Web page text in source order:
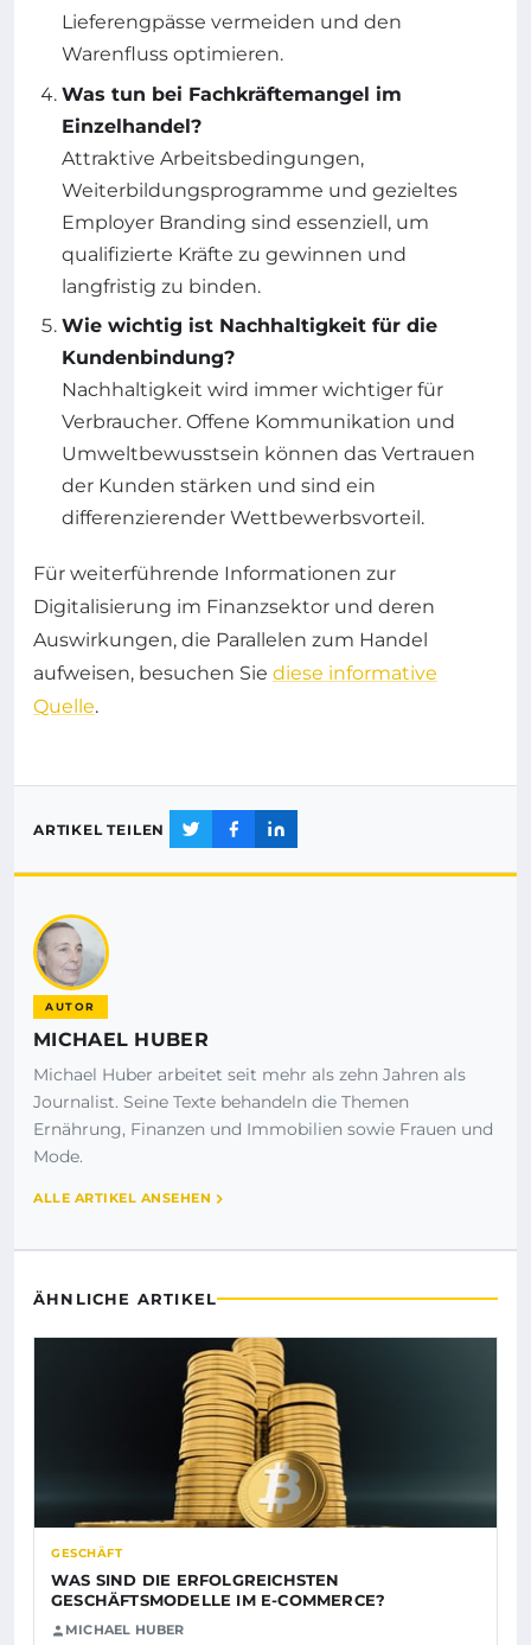
Lieferengpässe vermeiden und den
Warenfluss optimieren.
Was tun bei Fachkräftemangel im
Einzelhandel?
Attraktive Arbeitsbedingungen,
Weiterbildungsprogramme und gezieltes
Employer Branding sind essenziell, um
qualifizierte Kräfte zu gewinnen und
langfristig zu binden.
Wie wichtig ist Nachhaltigkeit für die
Kundenbindung?
Nachhaltigkeit wird immer wichtiger für
Verbraucher. Offene Kommunikation und
Umweltbewusstsein können das Vertrauen
der Kunden stärken und sind ein
differenzierender Wettbewerbsvorteil.
Für weiterführende Informationen zur
Digitalisierung im Finanzsektor und deren
Auswirkungen, die Parallelen zum Handel
aufweisen, besuchen Sie diese informative
Quelle.
ARTIKEL TEILEN
AUTOR
MICHAEL HUBER
Michael Huber arbeitet seit mehr als zehn Jahren als
Journalist. Seine Texte behandeln die Themen
Ernährung, Finanzen und Immobilien sowie Frauen und
Mode.
ALLE ARTIKEL ANSEHEN
ÄHNLICHE ARTIKEL
GESCHÄFT
WAS SIND DIE ERFOLGREICHSTEN
GESCHÄFTSMODELLE IM E-COMMERCE?
MICHAEL HUBER